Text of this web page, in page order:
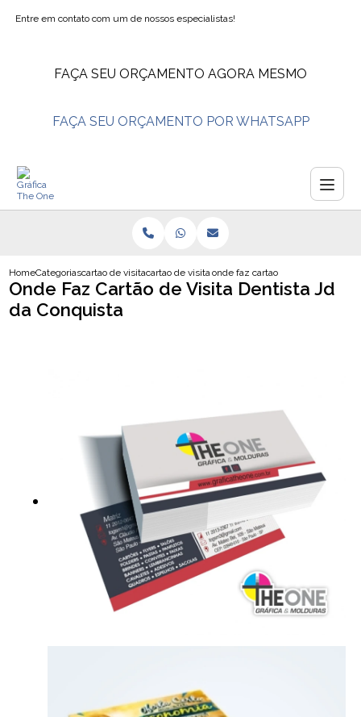
Entre em contato com um de nossos especialistas!
FAÇA SEU ORÇAMENTO AGORA MESMO
FAÇA SEU ORÇAMENTO POR WHATSAPP
HomeCategoriascartao de visitacartao de visita salao de belezaonde faz cartao de visita dentista
Onde Faz Cartão de Visita Dentista Jd
da Conquista